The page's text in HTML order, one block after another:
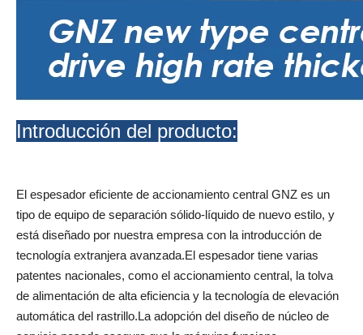
Introducción del producto:
El espesador eficiente de accionamiento central GNZ es un
tipo de equipo de separación sólido-líquido de nuevo estilo, y
está diseñado por nuestra empresa con la introducción de
tecnología extranjera avanzada.El espesador tiene varias
patentes nacionales, como el accionamiento central, la tolva
de alimentación de alta eficiencia y la tecnología de elevación
automática del rastrillo.La adopción del diseño de núcleo de